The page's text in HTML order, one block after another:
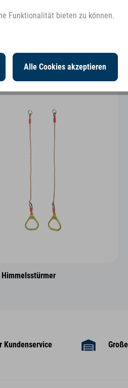
Kundenservice
Funktionalität bieten zu können.
Alle Cookies akzeptieren